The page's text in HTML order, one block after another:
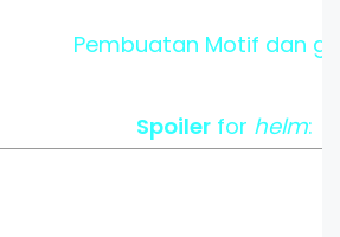
Pembuatan Motif dan
Spoilerfor helm: